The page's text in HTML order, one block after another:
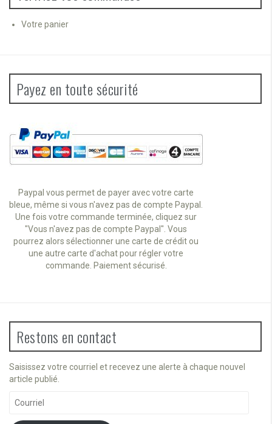
Votre panier
Payez en toute sécurité
Paypal vous permet de payer avec votre carte
bleue, même si vous n'avez pas de compte Paypal.
Une fois votre commande terminée, cliquez sur
"Vous n'avez pas de compte Paypal". Vous
pourrez alors sélectionner une carte de crédit ou
une autre carte d'achat pour régler votre
commande. Paiement sécurisé.
Restons en contact
Saisissez votre courriel et recevez une alerte à chaque nouvel
article publié.